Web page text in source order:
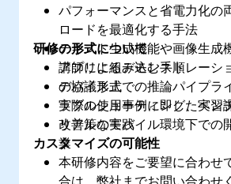
パフォーマンスと省電力化の
ロードを最適化する手法
テキスト生成機能や画像生成
アプリに組み込む手順
デバイス上での推論パイプラ
ラブルシューティング、ベン
改善策の実践
研修の形式について
講師によるデモンストレーシ
の協議形式
実際の使用事例に即した実習
リアルなモバイル環境下での
業
カスタマイズの可能性
本研修内容をご要望に合わせ